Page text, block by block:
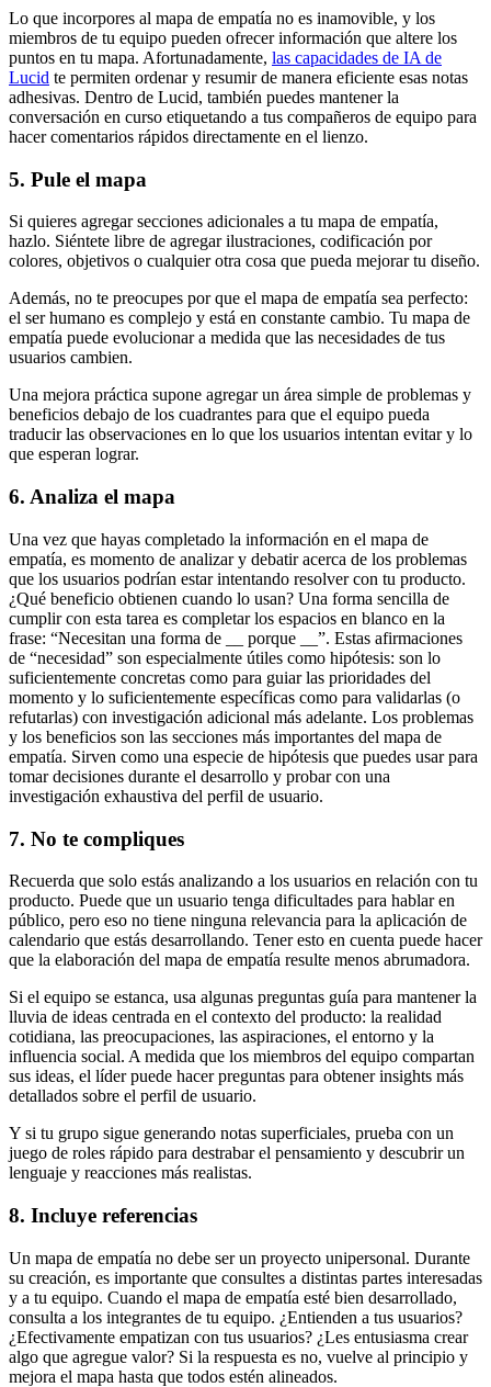
Lo que incorpores al mapa de empatía no es inamovible, y los
miembros de tu equipo pueden ofrecer información que altere los
puntos en tu mapa. Afortunadamente, las capacidades de IA de
Lucid te permiten ordenar y resumir de manera eficiente esas notas
adhesivas. Dentro de Lucid, también puedes mantener la
conversación en curso etiquetando a tus compañeros de equipo para
hacer comentarios rápidos directamente en el lienzo.
5. Pule el mapa
Si quieres agregar secciones adicionales a tu mapa de empatía,
hazlo. Siéntete libre de agregar ilustraciones, codificación por
colores, objetivos o cualquier otra cosa que pueda mejorar tu diseño.
Además, no te preocupes por que el mapa de empatía sea perfecto:
el ser humano es complejo y está en constante cambio. Tu mapa de
empatía puede evolucionar a medida que las necesidades de tus
usuarios cambien.
Una mejora práctica supone agregar un área simple de problemas y
beneficios debajo de los cuadrantes para que el equipo pueda
traducir las observaciones en lo que los usuarios intentan evitar y lo
que esperan lograr.
6. Analiza el mapa
Una vez que hayas completado la información en el mapa de
empatía, es momento de analizar y debatir acerca de los problemas
que los usuarios podrían estar intentando resolver con tu producto.
¿Qué beneficio obtienen cuando lo usan? Una forma sencilla de
cumplir con esta tarea es completar los espacios en blanco en la
frase: “Necesitan una forma de __ porque __”. Estas afirmaciones
de “necesidad” son especialmente útiles como hipótesis: son lo
suficientemente concretas como para guiar las prioridades del
momento y lo suficientemente específicas como para validarlas (o
refutarlas) con investigación adicional más adelante. Los problemas
y los beneficios son las secciones más importantes del mapa de
empatía. Sirven como una especie de hipótesis que puedes usar para
tomar decisiones durante el desarrollo y probar con una
investigación exhaustiva del perfil de usuario.
7. No te compliques
Recuerda que solo estás analizando a los usuarios en relación con tu
producto. Puede que un usuario tenga dificultades para hablar en
público, pero eso no tiene ninguna relevancia para la aplicación de
calendario que estás desarrollando. Tener esto en cuenta puede hacer
que la elaboración del mapa de empatía resulte menos abrumadora.
Si el equipo se estanca, usa algunas preguntas guía para mantener la
lluvia de ideas centrada en el contexto del producto: la realidad
cotidiana, las preocupaciones, las aspiraciones, el entorno y la
influencia social. A medida que los miembros del equipo compartan
sus ideas, el líder puede hacer preguntas para obtener insights más
detallados sobre el perfil de usuario.
Y si tu grupo sigue generando notas superficiales, prueba con un
juego de roles rápido para destrabar el pensamiento y descubrir un
lenguaje y reacciones más realistas.
8. Incluye referencias
Un mapa de empatía no debe ser un proyecto unipersonal. Durante
su creación, es importante que consultes a distintas partes interesadas
y a tu equipo. Cuando el mapa de empatía esté bien desarrollado,
consulta a los integrantes de tu equipo. ¿Entienden a tus usuarios?
¿Efectivamente empatizan con tus usuarios? ¿Les entusiasma crear
algo que agregue valor? Si la respuesta es no, vuelve al principio y
mejora el mapa hasta que todos estén alineados.